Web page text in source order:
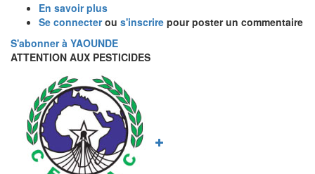
En savoir plus
LE
PRESIDENT
DE
LA
COMMISSION
DE
LA
CEMAC
A
YAOUNDE
Se connecterou s'inscrire pour poster un commentaire
S'abonner à YAOUNDE
ATTENTION AUX PESTICIDES